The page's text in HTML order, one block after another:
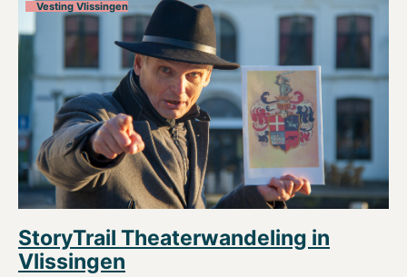
Vesting Vlissingen
StoryTrail Theaterwandeling in
Vlissingen